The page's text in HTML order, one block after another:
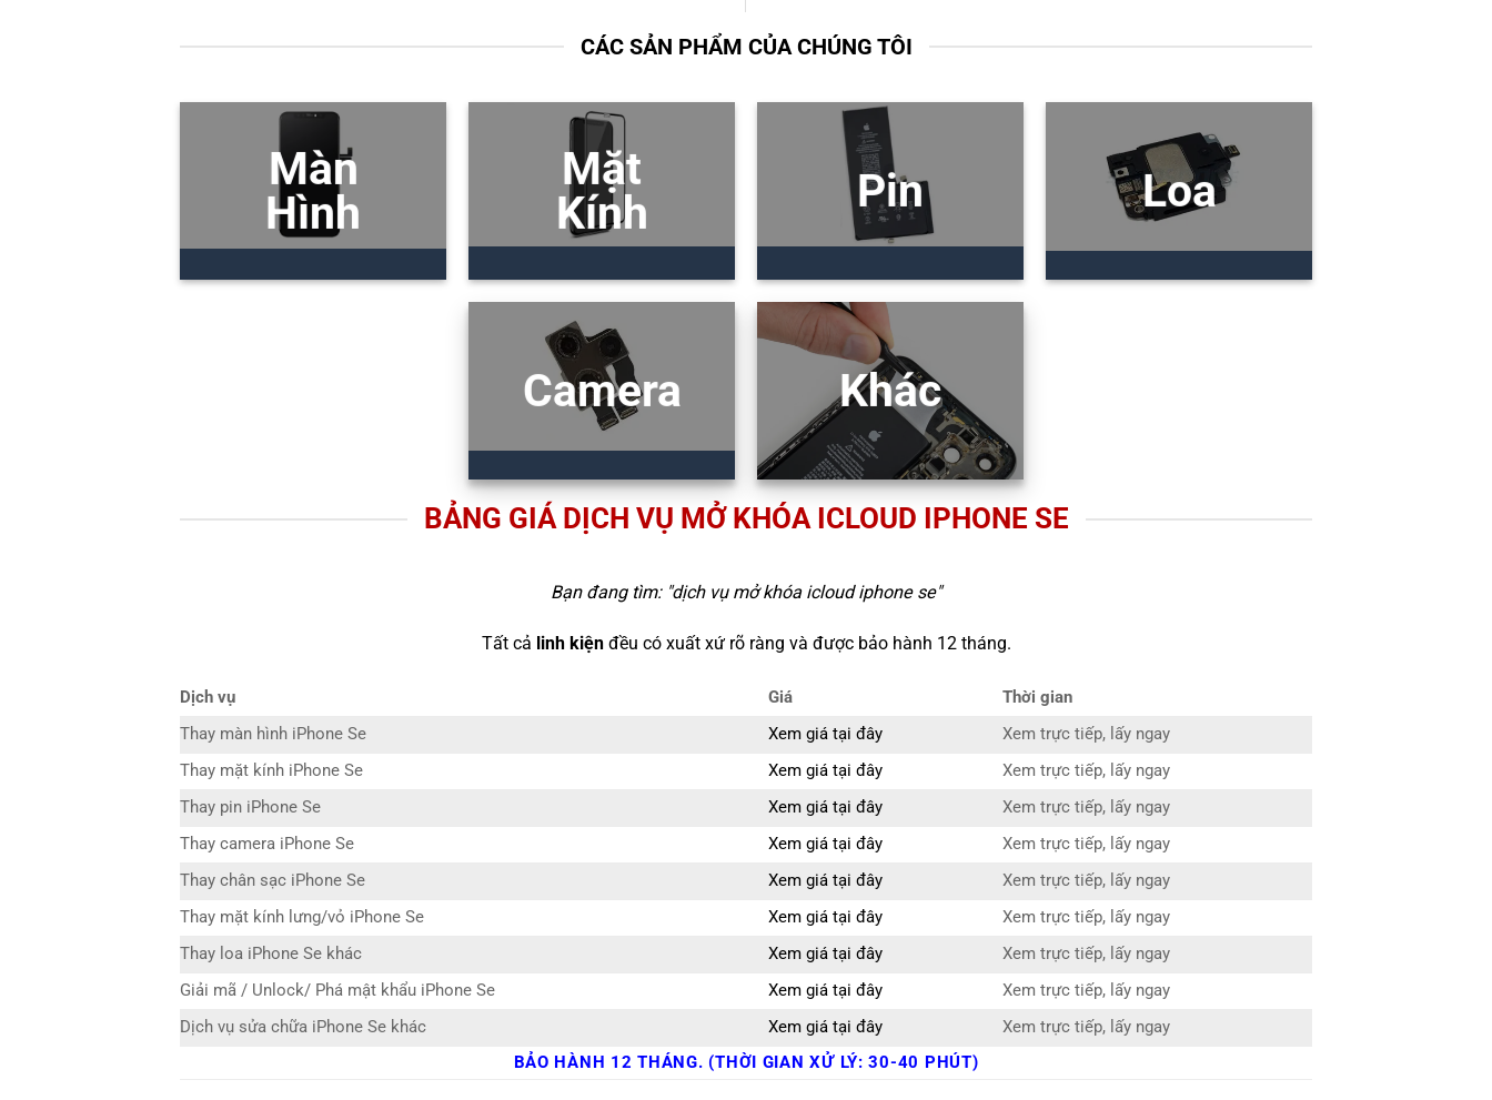
CÁC SẢN PHẨM CỦA CHÚNG TÔI
Màn
Hình
Mặt
Kính
Pin Loa
Camera Khác
BẢNG GIÁ DỊCH VỤ MỞ KHÓA ICLOUD IPHONE SE
Bạn đang tìm: "dịch vụ mở khóa icloud iphone se"
Tất cả linh kiệnđều có xuất xứ rõ ràng và được bảo hành 12 tháng.
Dịch vụ Giá
Thời gian
Thay màn hình iPhone Se
Xem giá tại đây
Xem trực tiếp, lấy ngay
Thay mặt kính iPhone Se
Xem giá tại đây
Xem trực tiếp, lấy ngay
Thay pin iPhone Se
Xem giá tại đây
Xem trực tiếp, lấy ngay
Thay camera iPhone Se
Xem giá tại đây
Xem trực tiếp, lấy ngay
Thay chân sạc iPhone Se
Xem giá tại đây
Xem trực tiếp, lấy ngay
Thay mặt kính lưng/vỏ iPhone Se
Xem giá tại đây
Xem trực tiếp, lấy ngay
Thay loa iPhone Se khác
Xem giá tại đây
Xem trực tiếp, lấy ngay
Giải mã / Unlock/ Phá mật khẩu iPhone Se
Xem giá tại đây
Xem trực tiếp, lấy ngay
Dịch vụ sửa chữa iPhone Se khác
Xem giá tại đây
Xem trực tiếp, lấy ngay
BẢO HÀNH 12 THÁNG. (THỜI GIAN XỬ LÝ: 30-40 PHÚT)